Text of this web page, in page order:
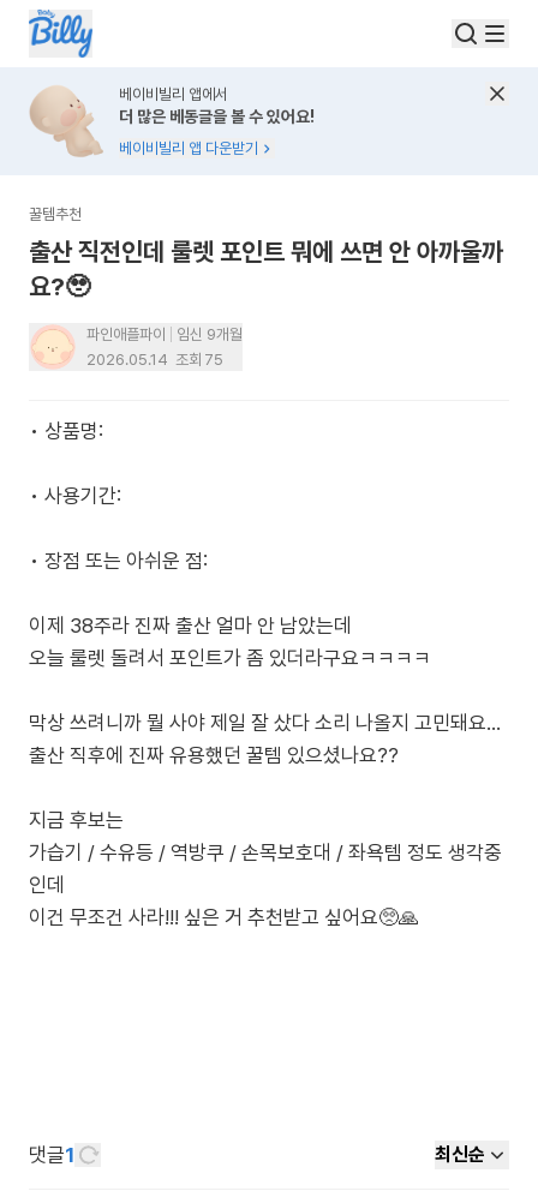
베이비빌리 앱에서
더 많은 베동글을 볼 수 있어요!
베이비빌리 앱 다운받기
꿀템추천
출산 직전인데 룰렛 포인트 뭐에 쓰면 안 아까울까
요?🥹
파인애플파이
임신 9개월
2026.05.14 조회 75
• 상품명:
• 사용기간:
• 장점 또는 아쉬운 점:
이제 38주라 진짜 출산 얼마 안 남았는데
오늘 룰렛 돌려서 포인트가 좀 있더라구요ㅋㅋㅋㅋ
막상 쓰려니까 뭘 사야 제일 잘 샀다 소리 나올지 고민돼요…
출산 직후에 진짜 유용했던 꿀템 있으셨나요??
지금 후보는
가습기 / 수유등 / 역방쿠 / 손목보호대 / 좌욕템 정도 생각중
인데
이건 무조건 사라!!! 싶은 거 추천받고 싶어요🥺🙏
댓글1 최신순